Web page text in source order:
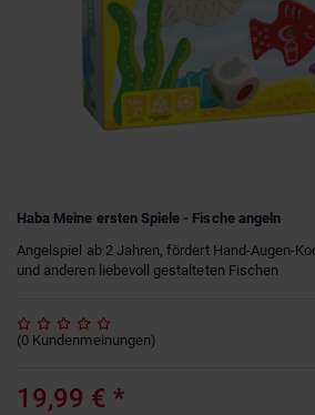
Haba Meine ersten Spiele - Fische angeln
Angelspiel ab 2 Jahren, fördert Hand-Augen-
und anderen liebevoll gestalteten Fischen
(0 Kundenmeinungen)
19,99 € *